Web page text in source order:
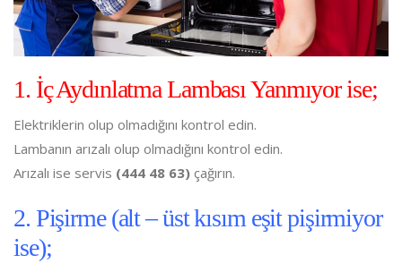
1. İç Aydınlatma Lambası Yanmıyor ise;
Elektriklerin olup olmadığını kontrol edin.
Lambanın arızalı olup olmadığını kontrol edin.
Arızalı ise servis (444 48 63) çağırın.
2. Pişirme (alt – üst kısım eşit pişirmiyor
ise);